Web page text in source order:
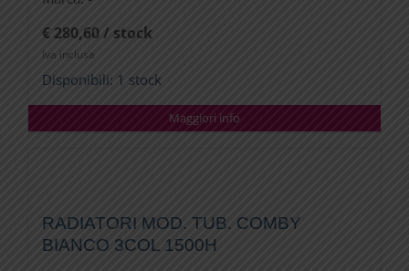
€ 280,60 / stock
Iva inclusa
Disponibili: 1 stock
Maggiori info
RADIATORI MOD. TUB. COMBY
BIANCO 3COL 1500H